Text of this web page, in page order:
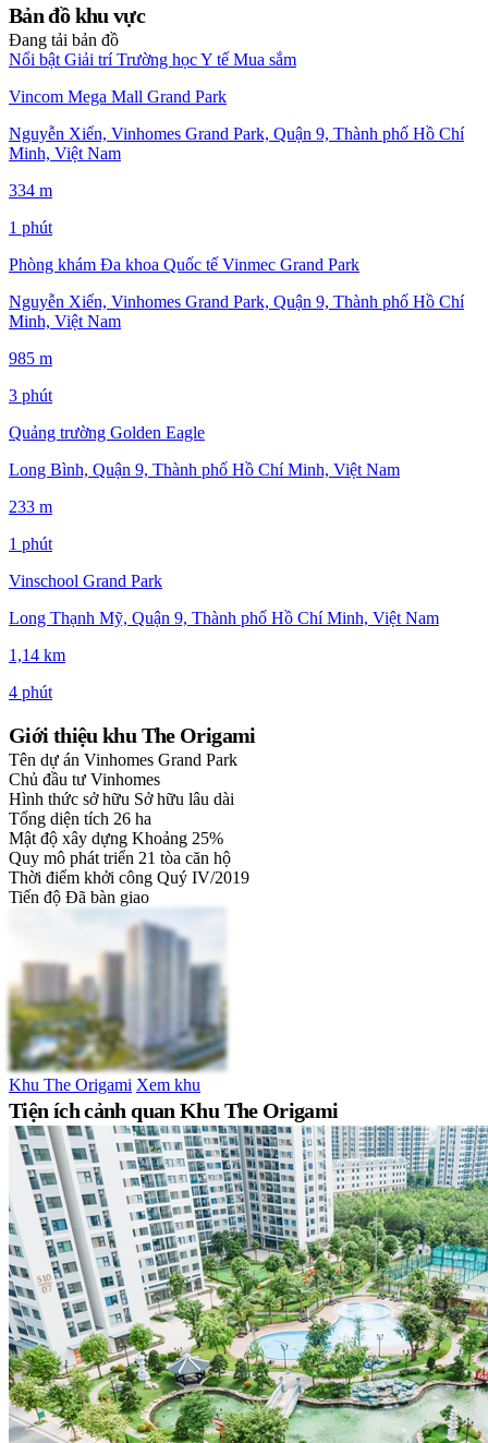
Bản đồ khu vực
Đang tải bản đồ
Nổi bật Giải trí Trường họcY tế Mua sắm
Vincom Mega Mall Grand Park
Nguyễn Xiển, Vinhomes Grand Park, Quận 9, Thành phố Hồ Chí
Minh, Việt Nam
334 m
1 phút
Phòng khám Đa khoa Quốc tế Vinmec Grand Park
Nguyễn Xiển, Vinhomes Grand Park, Quận 9, Thành phố Hồ Chí
Minh, Việt Nam
985 m
3 phút
Quảng trường Golden Eagle
Long Bình, Quận 9, Thành phố Hồ Chí Minh, Việt Nam
233 m
1 phút
Vinschool Grand Park
Long Thạnh Mỹ, Quận 9, Thành phố Hồ Chí Minh, Việt Nam
1,14 km
4 phút
Giới thiệu khu The Origami
Tên dự án Vinhomes Grand Park
Chủ đầu tư Vinhomes
Hình thức sở hữu Sở hữu lâu dài
Tổng diện tích 26 ha
Mật độ xây dựng Khoảng 25%
Quy mô phát triển 21 tòa căn hộ
Thời điểm khởi công Quý IV/2019
Tiến độ Đã bàn giao
Khu The Origami Xem khu
Tiện ích cảnh quan Khu The Origami